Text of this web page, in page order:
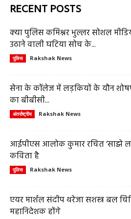
RECENT POSTS
क्या पुलिस कमिश्नर भुल्लर सोशल
उठाने वाली घटिया सोच के...
पुलिस Rakshak News
सेना के कॉलेज में लड़कियों के यौन
का बीबीसी...
अंतर्राष्ट्रीय Rakshak News
आईपीएस आलोक कुमार रचित ‘साझे
कविता है
पुलिस Rakshak News
एयर मार्शल संदीप थरेजा सशस्त्र बल
महानिदेशक होंगे